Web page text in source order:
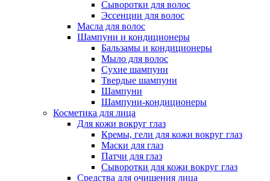
Сыворотки для волос
Эссенции для волос
Масла для волос
Шампуни и кондиционеры
Бальзамы и кондиционеры
Мыло для волос
Сухие шампуни
Твердые шампуни
Шампуни
Шампуни-кондиционеры
Косметика для лица
Для кожи вокруг глаз
Кремы, гели для кожи вокруг глаз
Маски для глаз
Патчи для глаз
Сыворотки для кожи вокруг глаз
Средства для очищения лица